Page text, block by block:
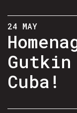
24 MAY
Cuba!